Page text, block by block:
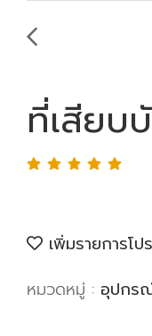
ที่เสียบ
เพิ่มรายการโป
หมวดหมู่ : อุปกร